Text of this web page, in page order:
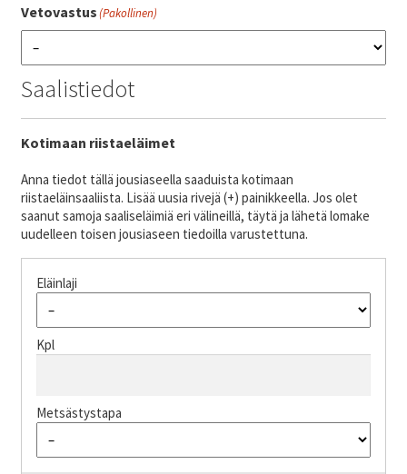
Vetovastus(Pakollinen)
Saalistiedot
Kotimaan riistaeläimet
Anna tiedot tällä jousiaseella saaduista kotimaan
riistaeläinsaaliista. Lisää uusia rivejä (+) painikkeella. Jos olet
saanut samoja saaliseläimiä eri välineillä, täytä ja lähetä lomake
uudelleen toisen jousiaseen tiedoilla varustettuna.